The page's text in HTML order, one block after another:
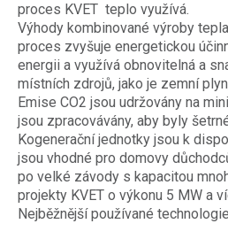
proces KVET teplo využívá.
Výhody kombinované výroby
proces zvyšuje energetickou
energii a využívá obnovitelná a
místních zdrojů, jako je zemní
Emise CO2 jsou udržovány na
jsou zpracovávány, aby byly
Kogenerační jednotky jsou k
jsou vhodné pro domovy
po velké závody s kapacitou
projekty KVET o výkonu 5 MW a
Nejběžnější používané